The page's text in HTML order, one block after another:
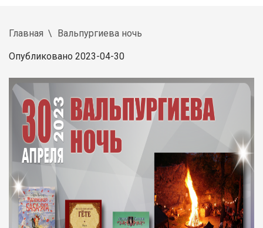
Главная Вальпургиева ночь
Опубликовано 2023-04-30